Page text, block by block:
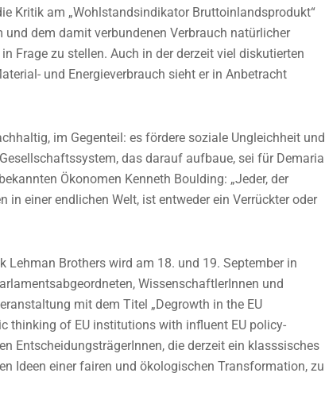
Kritik am „Wohlstandsindikator Bruttoinlandsprodukt“
dem damit verbundenen Verbrauch natürlicher
Frage zu stellen. Auch in der derzeit viel diskutierten
und Energieverbrauch sieht er in Anbetracht
im Gegenteil: es fördere soziale Ungleichheit und
das darauf aufbaue, sei für Demaria
Ökonomen Kenneth Boulding: „Jeder, der
einer endlichen Welt, ist entweder ein Verrückter oder
Brothers wird am 18. und 19. September in
WissenschaftlerInnen und
mit dem Titel „Degrowth in the EU
thinking of EU institutions with influent EU policy-
EntscheidungsträgerInnen, die derzeit ein klasssisches
Ideen einer fairen und ökologischen Transformation, zu